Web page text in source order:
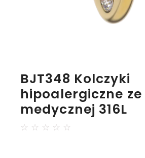
BJT348 Kolczyki
hipoalergiczne
medycznej 316L
☆ ☆ ☆ ☆ ☆